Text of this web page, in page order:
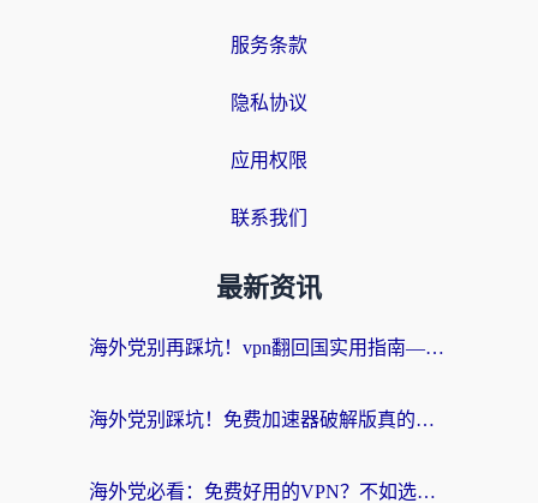
服务条款
隐私协议
应用权限
联系我们
最新资讯
海外党别再踩坑！vpn翻回国实用指南——选对加速器，国内资源无缝用
海外党别踩坑！免费加速器破解版真的能用？教你无缝访问国内资源的正确姿势
海外党必看：免费好用的VPN？不如选对转国内加速器实现无缝追剧